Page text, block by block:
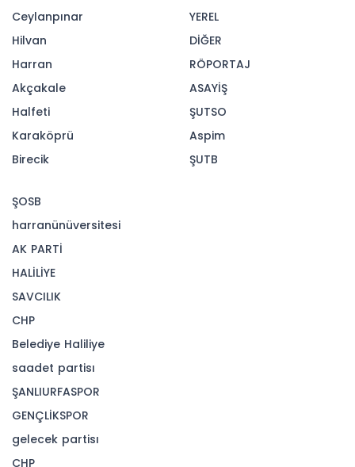
İçişleri Bakanı Mustafa Çiftçi,
Cumhurbaşkanlığı Hukuk Politikaları Kurulu
Başkanvekili Mehmet Uçum ve kurul üyeleriyle
Çankaya Köşkü’nde toplantı gerçekleştirdi.
Bakan Çiftçi yaptığı açıklamada, “Toplantıda
Hukuk, güvenlik ve özgürlük dengesini merkeze
alan anlayışla; hak ve özgürlükleri koruyan,
önleyici yaklaşımı esas alan, vatandaş odaklı
ve hukuk temelli güvenlik politikalarımızı
değerlendirdik” ifadelerine yer verdi.
Görüşmede, vatandaş odaklı ve önleyici
güvenlik anlayışının güçlendirilmesi hedefi
doğrultusunda yürütülen çalışmalar
değerlendirildi. Türkiye Yüzyılı vizyonu
kapsamında güvenlik ve özgürlük dengesinin
korunarak politikaların geliştirilmesine yönelik
kararlılık vurgulandı.